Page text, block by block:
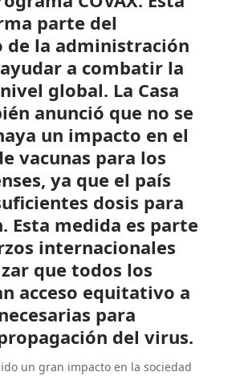
parte del
de la administración
a combatir la
global. La Casa
anunció que no se
un impacto en el
vacunas para los
ya que el país
dosis para
Esta medida es parte
internacionales
que todos los
acceso equitativo a
para
del virus.
un gran impacto en la sociedad